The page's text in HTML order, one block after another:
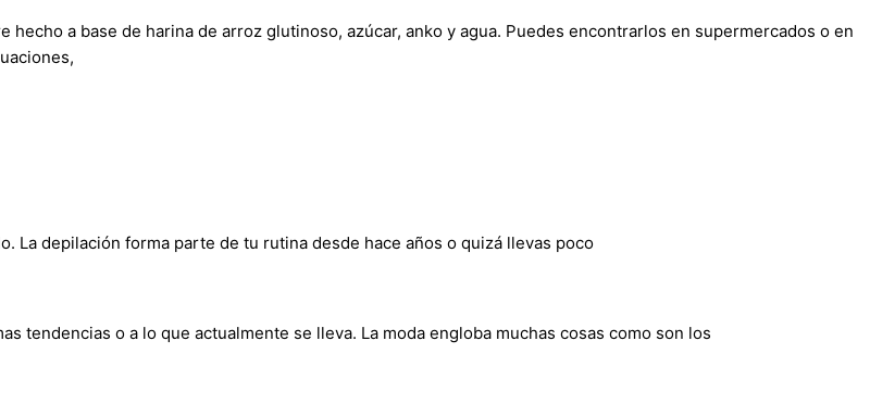
a base de harina de arroz glutinoso, azúcar, anko y agua. Puedes encontrarlos en supermercados o en
La depilación forma parte de tu rutina desde hace años o quizá llevas poco
tendencias o a lo que actualmente se lleva. La moda engloba muchas cosas como son los